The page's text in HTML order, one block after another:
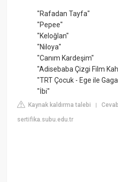
"Rafadan Tayfa"
"Pepee"
"Keloğlan"
"Niloya"
"Canım Kardeşim"
"Adisebaba Çizgi Film
"TRT Çocuk - Ege ile
"İbi"
Kaynak kaldırma talebi |
sertifika.subu.edu.tr